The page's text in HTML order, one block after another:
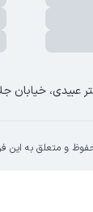
عبیدی، خیابان
و متعلق به این